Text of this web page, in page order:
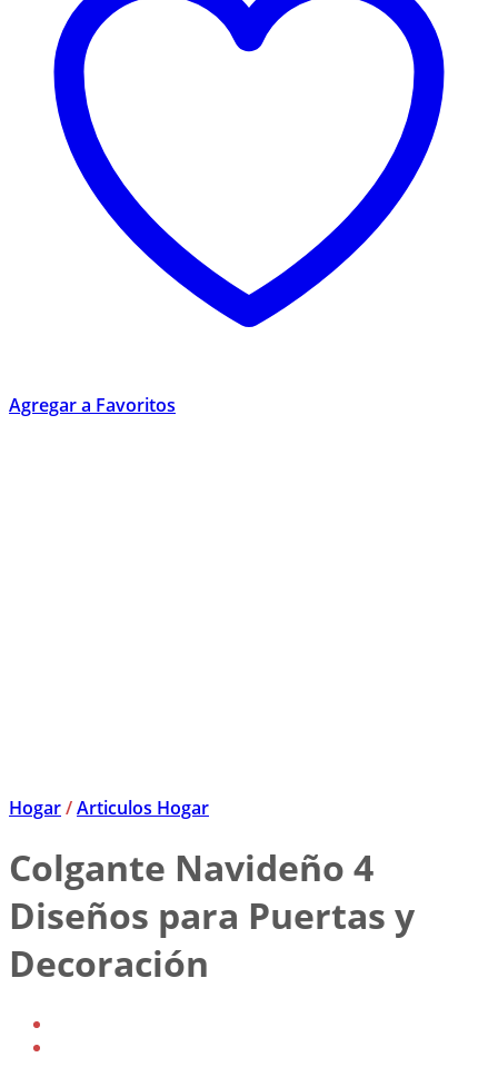
Agregar a Favoritos
Hogar/Articulos Hogar
Colgante Navideño 4
Diseños para Puertas y
Decoración